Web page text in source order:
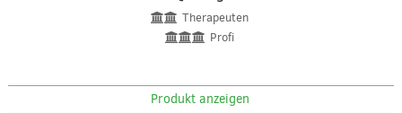
Therapeuten
Profi
Produkt anzeigen